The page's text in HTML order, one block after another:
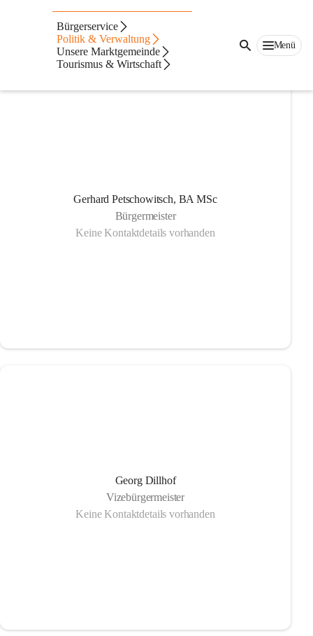
Bürgerservice
Politik & Verwaltung
Unsere Marktgemeinde
Tourismus & Wirtschaft
Menü
Gemeindevertreter
Gerhard Petschowitsch, BA MSc
Bürgermeister
Keine Kontaktdetails vorhanden
Georg Dillhof
Vizebürgermeister
Keine Kontaktdetails vorhanden